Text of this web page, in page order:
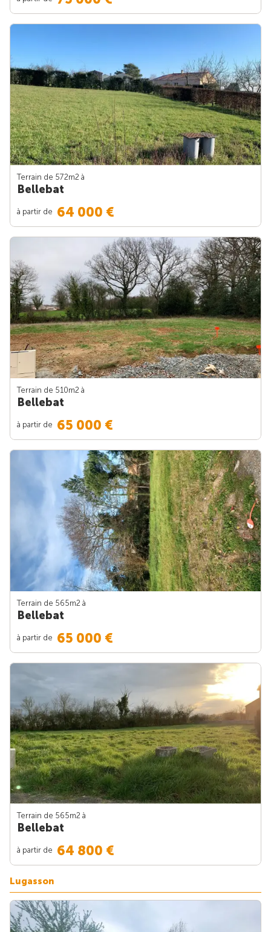
Terrain de 572m2 à
Bellebat
à partir de 64 000 €
Terrain de 510m2 à
Bellebat
à partir de 65 000 €
Terrain de 565m2 à
Bellebat
à partir de 65 000 €
Terrain de 565m2 à
Bellebat
à partir de 64 800 €
Lugasson